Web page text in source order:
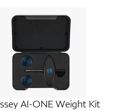
AI-ONE Milled